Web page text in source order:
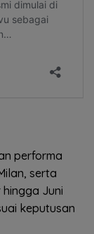
performa
serta
Juni
keputusan